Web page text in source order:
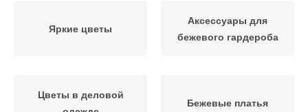
Яркие цветы
Аксессуары для
бежевого гардероба
Цветы в деловой
Бежевые платья